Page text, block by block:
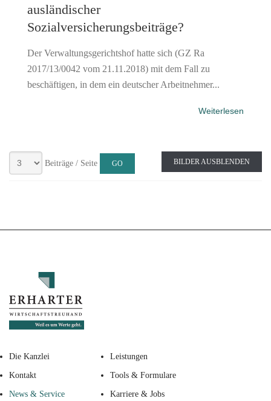
ausländischer
Sozialversicherungsbeiträge?
Der Verwaltungsgerichtshof hatte sich (GZ Ra
2017/13/0042 vom 21.11.2018) mit dem Fall zu
beschäftigen, in dem ein deutscher Arbeitnehmer...
Weiterlesen
Beiträge / Seite BILDER AUSBLENDEN
Die Kanzlei Leistungen
Kontakt Tools & Formulare
News & Service Karriere & Jobs